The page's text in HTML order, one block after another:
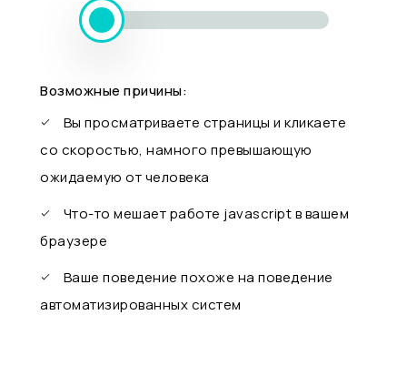
Возможные причины:
Вы просматриваете страницы и кликаете
со скоростью, намного превышающую
ожидаемую от человека
Что-то мешает работе javascript в вашем
браузере
Ваше поведение похоже на поведение
автоматизированных систем